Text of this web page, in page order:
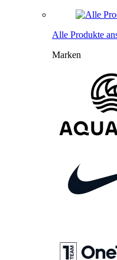
Alle Produkte
Marken